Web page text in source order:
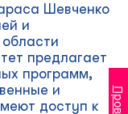
Шевченко
и
предлагает
программ,
и
доступ к